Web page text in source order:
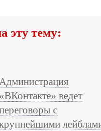
эту тему:
Администрация
«ВКонтакте» ведет
с